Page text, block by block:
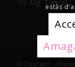
© Copyright -
estàs